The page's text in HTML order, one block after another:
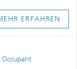
ERFAHREN
Occupant